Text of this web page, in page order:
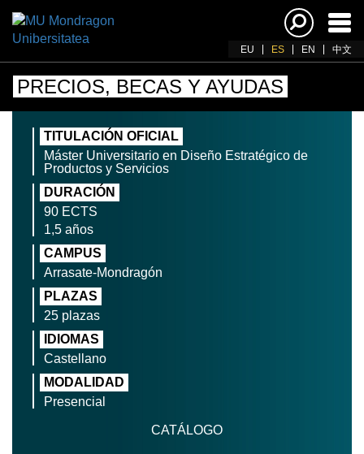
EU ES EN 中文
PRECIOS, BECAS Y AYUDAS
TITULACIÓN OFICIAL
Máster Universitario en Diseño Estratégico de
Productos y Servicios
DURACIÓN
90 ECTS
1,5 años
CAMPUS
Arrasate-Mondragón
PLAZAS
25 plazas
IDIOMAS
Castellano
MODALIDAD
Presencial
CATÁLOGO